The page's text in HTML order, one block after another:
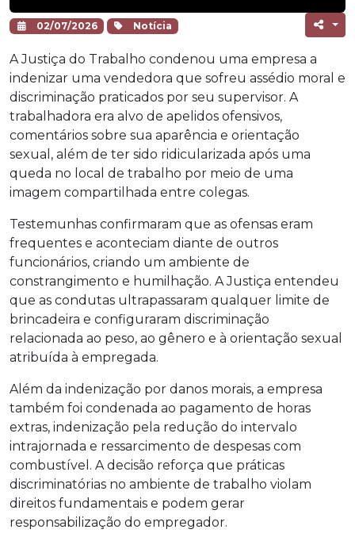
02/07/2026 Notícia
A Justiça do Trabalho condenou uma empresa a
indenizar uma vendedora que sofreu assédio moral e
discriminação praticados por seu supervisor. A
trabalhadora era alvo de apelidos ofensivos,
comentários sobre sua aparência e orientação
sexual, além de ter sido ridicularizada após uma
queda no local de trabalho por meio de uma
imagem compartilhada entre colegas.
Testemunhas confirmaram que as ofensas eram
frequentes e aconteciam diante de outros
funcionários, criando um ambiente de
constrangimento e humilhação. A Justiça entendeu
que as condutas ultrapassaram qualquer limite de
brincadeira e configuraram discriminação
relacionada ao peso, ao gênero e à orientação sexual
atribuída à empregada.
Além da indenização por danos morais, a empresa
também foi condenada ao pagamento de horas
extras, indenização pela redução do intervalo
intrajornada e ressarcimento de despesas com
combustível. A decisão reforça que práticas
discriminatórias no ambiente de trabalho violam
direitos fundamentais e podem gerar
responsabilização do empregador.